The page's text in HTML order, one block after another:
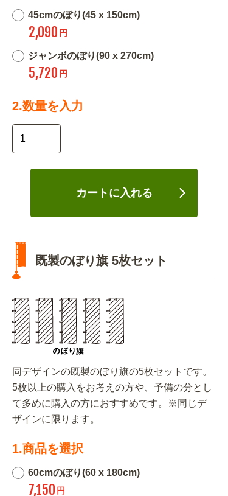
45cmのぼり(45 x 150cm)
2,090 円
ジャンボのぼり(90 x 270cm)
5,720 円
2.数量を入力
カートに入れる
既製のぼり旗 5枚セット
同デザインの既製のぼり旗の5枚セットです。
5枚以上の購入をお考えの方や、予備の分とし
て多めに購入の方におすすめです。※同じデ
ザインに限ります。
1.商品を選択
60cmのぼり(60 x 180cm)
7,150 円